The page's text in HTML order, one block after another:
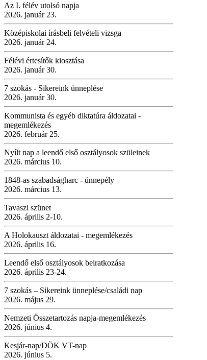
Az I. félév utolsó napja
2026. január 23.
Középiskolai írásbeli felvételi vizsga
2026. január 24.
Félévi értesítők kiosztása
2026. január 30.
7 szokás - Sikereink ünneplése
2026. január 30.
Kommunista és egyéb diktatúra áldozatai -
megemlékezés
2026. február 25.
Nyílt nap a leendő első osztályosok szüleinek
2026. március 10.
1848-as szabadságharc - ünnepély
2026. március 13.
Tavaszi szünet
2026. április 2-10.
A Holokauszt áldozatai - megemlékezés
2026. április 16.
Leendő első osztályosok beiratkozása
2026. április 23-24.
7 szokás – Sikereink ünneplése/családi nap
2026. május 29.
Nemzeti Összetartozás napja-megemlékezés
2026. június 4.
Kesjár-nap/DÖK VT-nap
2026. június 5.